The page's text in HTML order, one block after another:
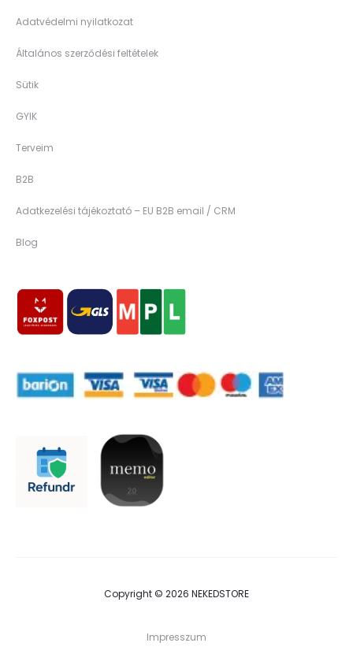
Adatvédelmi nyilatkozat
Általános szerződési feltételek
Sütik
GYIK
Terveim
B2B
Adatkezelési tájékoztató – EU B2B email / CRM
Blog
Copyright © 2026 NEKEDSTORE
Impresszum